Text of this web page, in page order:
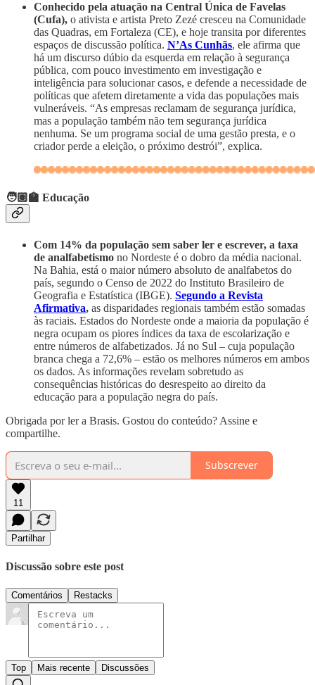
Conhecido pela atuação na Central Única de Favelas
(Cufa), o ativista e artista Preto Zezé cresceu na Comunidade
das Quadras, em Fortaleza (CE), e hoje transita por diferentes
espaços de discussão política. N’As Cunhãs, ele afirma que
há um discurso dúbio da esquerda em relação à segurança
pública, com pouco investimento em investigação e
inteligência para solucionar casos, e defende a necessidade de
políticas que afetem diretamente a vida das populações mais
vulneráveis. “As empresas reclamam de segurança jurídica,
mas a população também não tem segurança jurídica
nenhuma. Se um programa social de uma gestão presta, e o
criador perde a eleição, o próximo destrói”, explica.
🧑🏽‍🏫 Educação
Com 14% da população sem saber ler e escrever, a taxa
de analfabetismo no Nordeste é o dobro da média nacional.
Na Bahia, está o maior número absoluto de analfabetos do
país, segundo o Censo de 2022 do Instituto Brasileiro de
Geografia e Estatística (IBGE). Segundo a Revista
Afirmativa, as disparidades regionais também estão somadas
às raciais. Estados do Nordeste onde a maioria da população é
negra ocupam os piores índices da taxa de escolarização e
entre números de alfabetizados. Já no Sul – cuja população
branca chega a 72,6% – estão os melhores números em ambos
os dados. As informações revelam sobretudo as
consequências históricas do desrespeito ao direito da
educação para a população negra do país.
Obrigada por ler a Brasis. Gostou do conteúdo? Assine e
compartilhe.
Subscrever
11
Partilhar
Discussão sobre este post
Comentários Restacks
Top Mais recente Discussões